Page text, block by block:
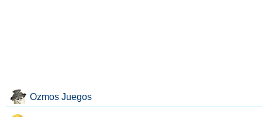
Ozmos Juegos